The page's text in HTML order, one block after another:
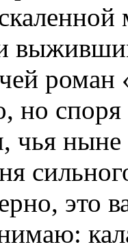
роман
но
чья ныне
это